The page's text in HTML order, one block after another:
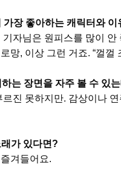
가장 좋아하는 캐릭터와 이
자님은 원피스를 많이 안
로망, 이상 그런 거죠. “껄껄
는 장면을 자주 볼 수 있
르진 못하지만. 감상이나
가 있다면?
겨들어요.